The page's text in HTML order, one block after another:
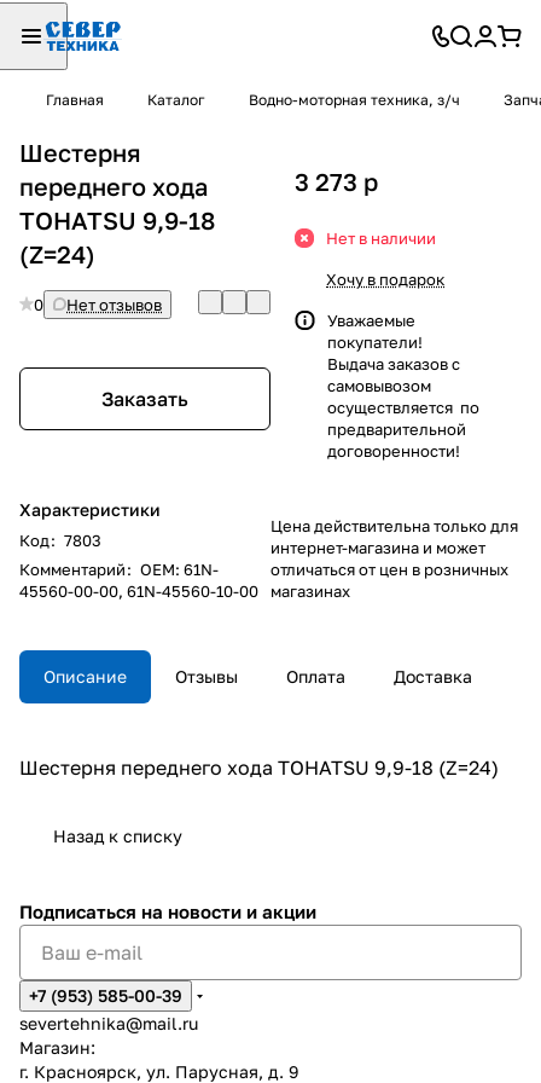
Главная Каталог Водно-моторная техника, з/ч
Шестерня
переднего хода
TOHATSU 9,9-18
(Z=24)
0 Нет отзывов
Заказать
Характеристики
Код: 7803
Комментарий: OEM: 61N-
45560-00-00, 61N-45560-10-00
3 273 p
Нет в наличии
Хочу в подарок
Уважаемые
покупатели!
Выдача заказов с
самовывозом
осуществляется по
предварительной
договоренности!
Цена действительна только для
интернет-магазина и может
отличаться от цен в розничных
магазинах
Описание Отзывы Оплата Доставка
Шестерня переднего хода TOHATSU 9,9-18 (Z=24)
Назад к списку
Подписаться на новости и акции
+7 (953) 585-00-39
severtehnika@mail.ru
Магазин:
г. Красноярск, ул. Парусная, д. 9